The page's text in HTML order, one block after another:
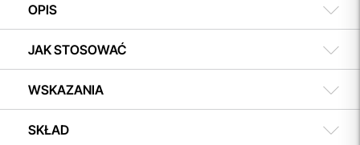
OPIS
JAK STOSOWAĆ
WSKAZANIA
SKŁAD